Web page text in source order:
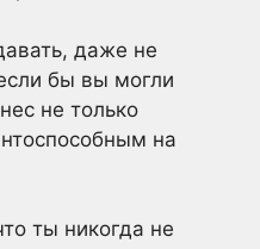
даже не
бы вы могли
не только
на
ты никогда не